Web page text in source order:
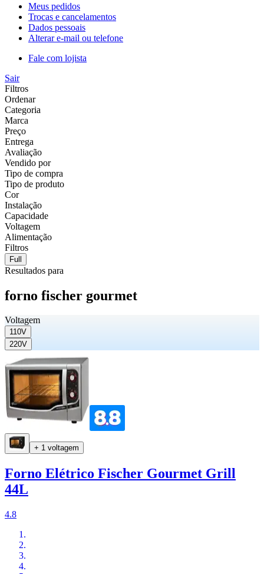
Meus pedidos
Trocas e cancelamentos
Dados pessoais
Alterar e-mail ou telefone
Fale com lojista
Sair
Filtros
Ordenar
Categoria
Marca
Preço
Entrega
Avaliação
Vendido por
Tipo de compra
Tipo de produto
Cor
Instalação
Capacidade
Voltagem
Alimentação
Filtros
Full
Resultados para
forno fischer gourmet
Voltagem
110V
220V
+ 1 voltagem
Forno Elétrico Fischer Gourmet Grill
44L
4.8